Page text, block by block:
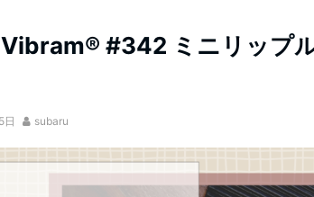
#342 ミニリップ
日 subaru